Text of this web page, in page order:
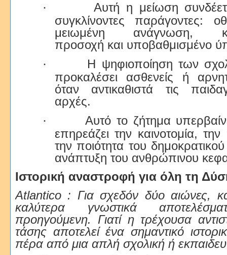
·
Αυτή η μείωση
συγκλίνοντες παράγοντες:
μειωμένη ανάγνωση,
προσοχή και υποβαθμισμένο
·
Η ψηφιοποίηση των
προκαλέσει ασθενείς ή
όταν αντικαθιστά τις
αρχές.
·
Αυτό το ζήτημα
επηρεάζει την καινοτομία,
την ποιότητα του
ανάπτυξη του ανθρώπινου
Iστορική αναστροφή για όλη τη
Atlantico : Για σχεδόν δύο αιώνες,
καλύτερα γνωστικά
προηγούμενη. Γιατί η τρέχουσα
τάσης αποτελεί ένα σημαντικό
πέρα ​​από μια απλή σχολική ή